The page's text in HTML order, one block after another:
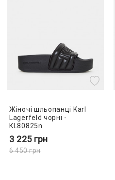
Жіночі шльопанці Karl
Lagerfeld чорні -
KL80825n
3 225 грн
6 450грн